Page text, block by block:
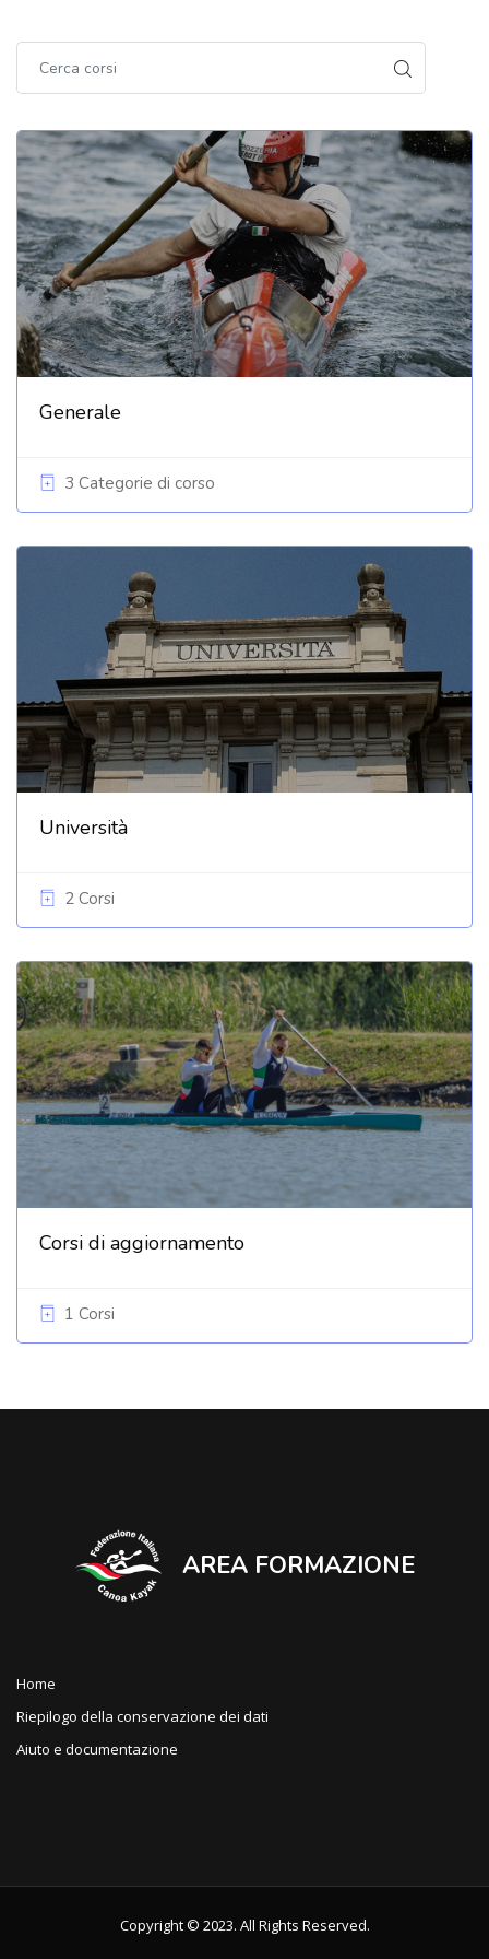
Generale
3 Categorie di corso
Università
2 Corsi
Corsi di aggiornamento
1 Corsi
AREA FORMAZIONE
Home
Riepilogo della conservazione dei dati
Aiuto e documentazione
Copyright © 2023. All Rights Reserved.